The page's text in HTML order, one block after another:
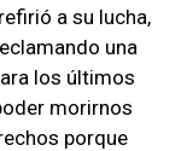
a su lucha,
una
los últimos
morirnos
porque